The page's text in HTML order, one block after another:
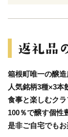
箱根町唯一の醸
人気銘柄3種×3本
食事と楽しむク
100％で醸す個性
是非ご自宅でもお